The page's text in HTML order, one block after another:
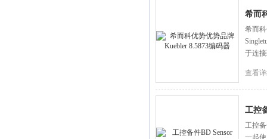
希而
希而
于连
查看
工控
工控
一起